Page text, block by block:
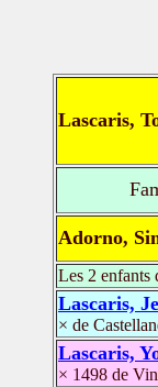
Lascaris,
Adorno,
Les 2 enfants
Lascaris,
× de
Lascaris,
× 1498 de